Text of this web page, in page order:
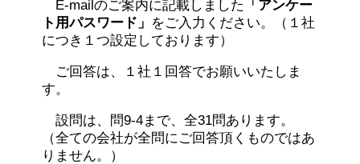
E-mailのご案内に記載しました
「アンケー
ト用パスワード」 をご入力ください。（１社
につき１つ設定しております）
ご回答は、１社１回答でお願いいたしま
す。
設問は、問9-4まで、全31問あります。
（全ての会社が全問にご回答頂くものではあ
りません。）